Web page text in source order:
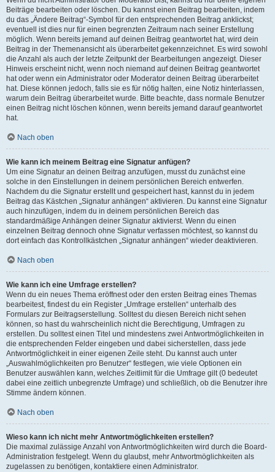
Beiträge bearbeiten oder löschen. Du kannst einen Beitrag bearbeiten, indem
du das „Ändere Beitrag“-Symbol für den entsprechenden Beitrag anklickst;
eventuell ist dies nur für einen begrenzten Zeitraum nach seiner Erstellung
möglich. Wenn bereits jemand auf deinen Beitrag geantwortet hat, wird dein
Beitrag in der Themenansicht als überarbeitet gekennzeichnet. Es wird sowohl
die Anzahl als auch der letzte Zeitpunkt der Bearbeitungen angezeigt. Dieser
Hinweis erscheint nicht, wenn noch niemand auf deinen Beitrag geantwortet
hat oder wenn ein Administrator oder Moderator deinen Beitrag überarbeitet
hat. Diese können jedoch, falls sie es für nötig halten, eine Notiz hinterlassen,
warum dein Beitrag überarbeitet wurde. Bitte beachte, dass normale Benutzer
einen Beitrag nicht löschen können, wenn bereits jemand darauf geantwortet
hat.
Nach oben
Wie kann ich meinem Beitrag eine Signatur anfügen?
Um eine Signatur an deinen Beitrag anzufügen, musst du zunächst eine
solche in den Einstellungen in deinem persönlichen Bereich entwerfen.
Nachdem du die Signatur erstellt und gespeichert hast, kannst du in jedem
Beitrag das Kästchen „Signatur anhängen“ aktivieren. Du kannst eine Signatur
auch hinzufügen, indem du in deinem persönlichen Bereich das
standardmäßige Anhängen deiner Signatur aktivierst. Wenn du einen
einzelnen Beitrag dennoch ohne Signatur verfassen möchtest, so kannst du
dort einfach das Kontrollkästchen „Signatur anhängen“ wieder deaktivieren.
Nach oben
Wie kann ich eine Umfrage erstellen?
Wenn du ein neues Thema eröffnest oder den ersten Beitrag eines Themas
bearbeitest, findest du ein Register „Umfrage erstellen“ unterhalb des
Formulars zur Beitragserstellung. Solltest du diesen Bereich nicht sehen
können, so hast du wahrscheinlich nicht die Berechtigung, Umfragen zu
erstellen. Du solltest einen Titel und mindestens zwei Antwortmöglichkeiten in
die entsprechenden Felder eingeben und dabei sicherstellen, dass jede
Antwortmöglichkeit in einer eigenen Zeile steht. Du kannst auch unter
„Auswahlmöglichkeiten pro Benutzer“ festlegen, wie viele Optionen ein
Benutzer auswählen kann, welches Zeitlimit für die Umfrage gilt (0 bedeutet
dabei eine zeitlich unbegrenzte Umfrage) und schließlich, ob die Benutzer ihre
Stimme ändern können.
Nach oben
Wieso kann ich nicht mehr Antwortmöglichkeiten erstellen?
Die maximal zulässige Anzahl von Antwortmöglichkeiten wird durch die Board-
Administration festgelegt. Wenn du glaubst, mehr Antwortmöglichkeiten als
zugelassen zu benötigen, kontaktiere einen Administrator.